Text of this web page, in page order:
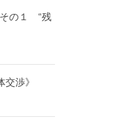
の１ “残
渉》